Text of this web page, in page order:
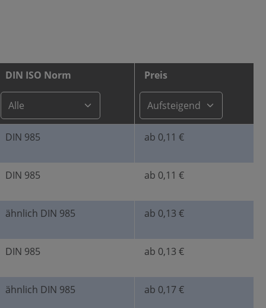
DIN ISO Norm Preis
DIN 985 ab 0,11 €
DIN 985 ab 0,11 €
ähnlich DIN 985 ab 0,13 €
DIN 985 ab 0,13 €
ähnlich DIN 985 ab 0,17 €